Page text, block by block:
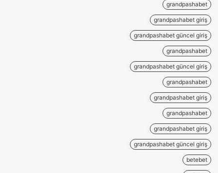
grandpashabet
grandpashabet giriş
grandpashabet güncel giriş
grandpashabet
grandpashabet güncel giriş
grandpashabet
grandpashabet giriş
grandpashabet
grandpashabet giriş
grandpashabet güncel giriş
betebet